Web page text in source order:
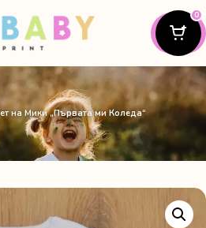
0
на Мики „Първата ми Коледа“